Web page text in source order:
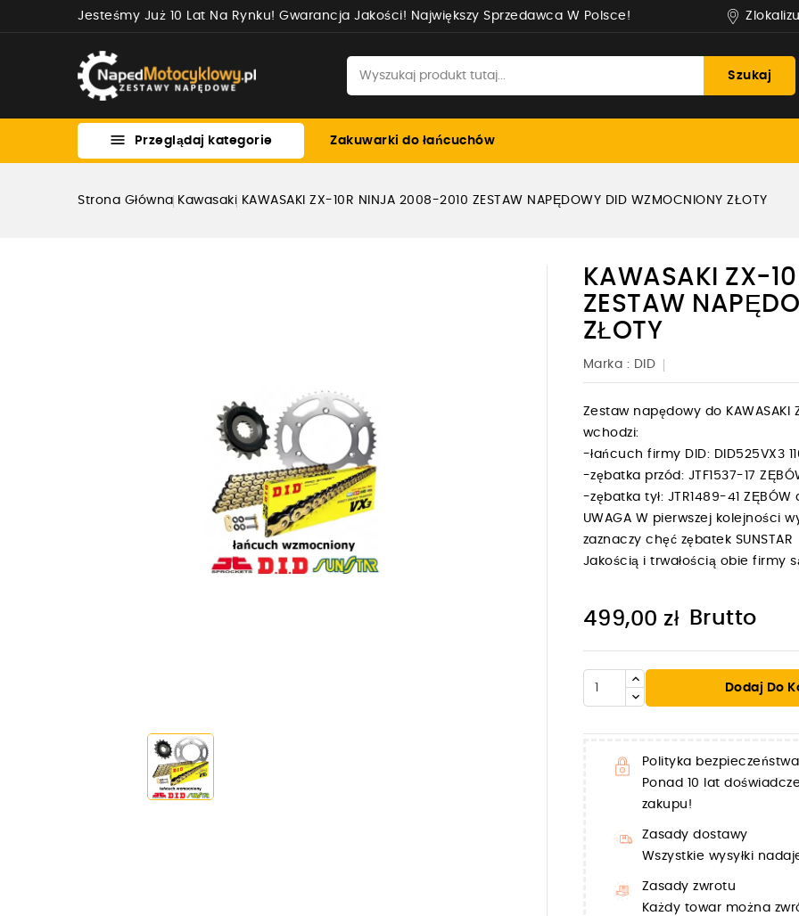
Jesteśmy Już 10 Lat Na Rynku! Gwarancja Jakości! Największy Sprzedawca W Polsce!
Szukaj
 Przeglądaj kategorie Zakuwarki do łańcuchów
Strona Główna Kawasaki KAWASAKI ZX-10R NINJA 2008-2010 ZESTAW NAPĘDOWY DID WZMOCNIONY ZŁOTY
KAWASAKI ZX-
ZESTAW
ZŁOTY
Marka : DID
Zestaw napędowy do KAWASAKI
wchodzi:
-łańcuch firmy DID: DID525VX3
-zębatka przód: JTF1537-17
-zębatka tył: JTR1489-41
UWAGA W pierwszej kolejności
zaznaczy chęć zębatek SUNSTAR
Jakością i trwałością obie
499,00 zł Brutto
Dodaj Do
Polityka bezpieczeństwa
Ponad 10 lat
zakupu!
Zasady dostawy
Wszystkie wysyłki
Zasady zwrotu
Każdy towar można